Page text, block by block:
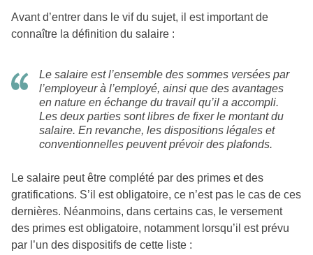
Avant d’entrer dans le vif du sujet, il est important de
connaître la définition du salaire :
Le salaire est l’ensemble des sommes versées par
l’employeur à l’employé, ainsi que des avantages
en nature en échange du travail qu’il a accompli.
Les deux parties sont libres de fixer le montant du
salaire. En revanche, les dispositions légales et
conventionnelles peuvent prévoir des plafonds.
Le salaire peut être complété par des primes et des
gratifications. S’il est obligatoire, ce n’est pas le cas de ces
dernières. Néanmoins, dans certains cas, le versement
des primes est obligatoire, notamment lorsqu’il est prévu
par l’un des dispositifs de cette liste :